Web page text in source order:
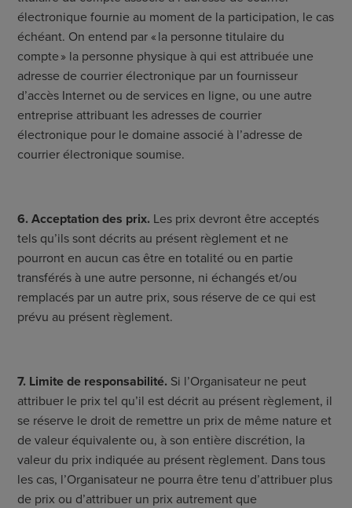
électronique fournie au moment de la participation, le cas
échéant. On entend par « la personne titulaire du
compte » la personne physique à qui est attribuée une
adresse de courrier électronique par un fournisseur
d’accès Internet ou de services en ligne, ou une autre
entreprise attribuant les adresses de courrier
électronique pour le domaine associé à l’adresse de
courrier électronique soumise.
6. Acceptation des prix. Les prix devront être acceptés
tels qu’ils sont décrits au présent règlement et ne
pourront en aucun cas être en totalité ou en partie
transférés à une autre personne, ni échangés et/ou
remplacés par un autre prix, sous réserve de ce qui est
prévu au présent règlement.
7. Limite de responsabilité. Si l’Organisateur ne peut
attribuer le prix tel qu’il est décrit au présent règlement, il
se réserve le droit de remettre un prix de même nature et
de valeur équivalente ou, à son entière discrétion, la
valeur du prix indiquée au présent règlement. Dans tous
les cas, l’Organisateur ne pourra être tenu d’attribuer plus
de prix ou d’attribuer un prix autrement que